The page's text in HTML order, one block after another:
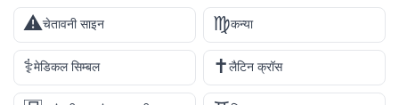
⚠️चेतावनी साइन ♍कन्या
⚕️मेडिकल सिम्बल ✝️लैटिन क्रॉस